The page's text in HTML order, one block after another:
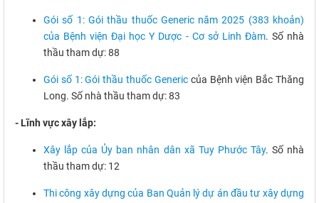
Gói số 1: Gói thầu thuốc Generic năm 2025 (383 khoản)
của Bệnh viện Đại học Y Dược - Cơ sở Linh Đàm. Số nhà
thầu tham dự: 88
Gói số 1: Gói thầu thuốc Genericcủa Bệnh viện Bắc Thăng
Long. Số nhà thầu tham dự: 83
- Lĩnh vực xây lắp:
Xây lắp của Ủy ban nhân dân xã Tuy Phước Tây. Số nhà
thầu tham dự: 12
Thi công xây dựng của Ban Quản lý dự án đầu tư xây dựng